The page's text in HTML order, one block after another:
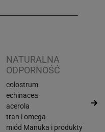
NATURALNA
ODPORNOŚĆ
colostrum
echinacea
acerola
tran i omega
miód Manuka i produkty